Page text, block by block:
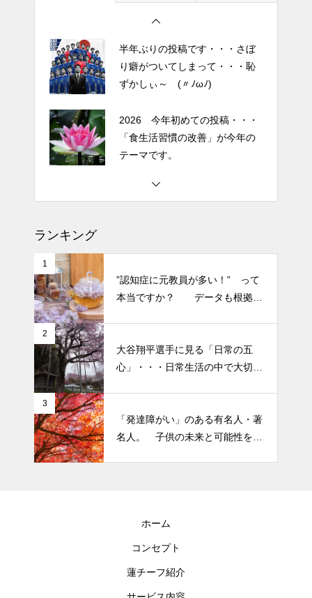
ているスキンケア製品・・・幹
細胞コスメ vs エクソソーム
コスメ②
ているスキンケア製品・・・幹
細胞コスメ vs エクソソーム
コスメ ①
細胞コスメ ③
半年ぶりの投稿です・・・さぼ
り癖がついてしまって・・・恥
ずかしぃ～ (〃ﾉωﾉ)
2026 今年初めての投稿・・・
「食生活習慣の改善」が今年の
テーマです。
り癖がついてしまって・・・恥
ずかしぃ～ (〃ﾉωﾉ)
「食生活習慣の改善」が今年の
テーマです。
ランキング
1
”認知症に元教員が多い！” って
本当ですか？ データも根拠も
2
大谷翔平選手に見る「日常の五
心」・・・日常生活の中で大切
3
「発達障がい」のある有名人・著
名人。 子供の未来と可能性を秘
ホーム
コンセプト
蓮チーフ紹介